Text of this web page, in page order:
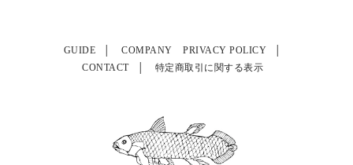
GUIDE COMPANY
PRIVACY POLICY
CONTACT
特定商取引に関する表示